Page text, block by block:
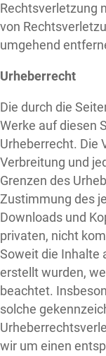
Rechtsverletzung
von
umgehend
Urheberrecht
Die durch die
Werke auf diesen
Urheberrecht. Die
Verbreitung und
Grenzen des
Zustimmung des
Downloads und
privaten, nicht
Soweit die Inhalte
erstellt wurden,
beachtet.
solche
wir um einen